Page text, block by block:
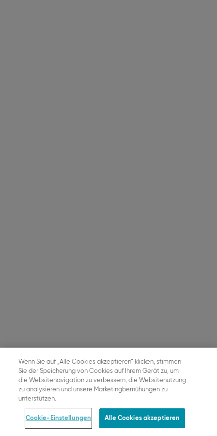
Wenn Sie auf „Alle Cookies akzeptieren“ klicken, stimmen
Sie der Speicherung von Cookies auf Ihrem Gerät zu, um
die Websitenavigation zu verbessern, die Websitenutzung
zu analysieren und unsere Marketingbemühungen zu
unterstützen.
Cookie-Einstellungen Alle Cookies akzeptieren